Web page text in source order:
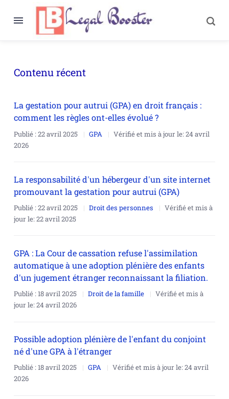
Contenu récent
La gestation pour autrui (GPA) en droit français :
comment les règles ont-elles évolué ?
Publié :22 avril 2025 GPA Vérifié et mis à jour le:24 avril
2026
La responsabilité d'un hébergeur d'un site internet
promouvant la gestation pour autrui (GPA)
Publié :22 avril 2025 Droit des personnes
Vérifié et mis à
jour le:22 avril 2025
GPA : La Cour de cassation refuse l'assimilation
automatique à une adoption plénière des enfants
d'un jugement étranger reconnaissant la filiation.
Publié :18 avril 2025 Droit de la famille
Vérifié et mis à
jour le:24 avril 2026
Possible adoption plénière de l'enfant du conjoint
né d'une GPA à l'étranger
Publié :18 avril 2025 GPA Vérifié et mis à jour le:24 avril
2026